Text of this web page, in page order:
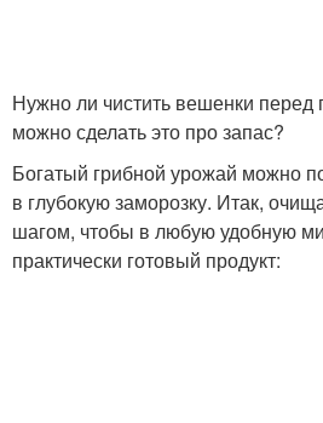
Нужно ли чистить вешенки перед
можно сделать это про запас?
Богатый грибной урожай можно
в глубокую заморозку. Итак,
шагом, чтобы в любую удобную
практически готовый продукт: